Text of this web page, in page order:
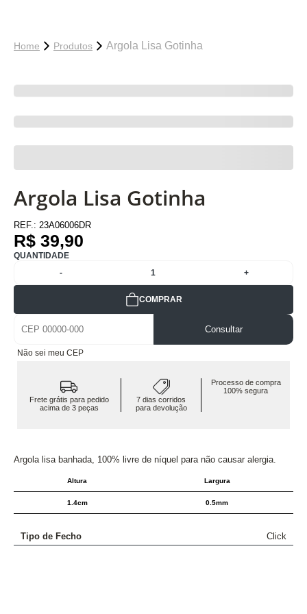
Home Produtos Argola Lisa Gotinha
Argola Lisa Gotinha
REF.: 23A06006DR
R$ 39,90
QUANTIDADE
-
1 +
COMPRAR
Consultar
Não sei meu CEP
Frete grátis para pedido
acima de 3 peças
7 dias corridos
para devolução
Processo de compra
100% segura
Argola lisa banhada, 100% livre de níquel para não causar alergia.
Altura Largura
1.4cm 0.5mm
Tipo de Fecho Click